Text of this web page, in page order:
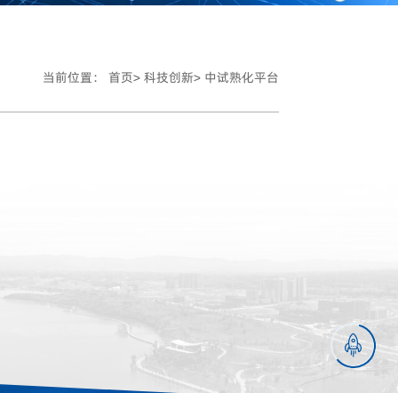
当前位置： 首页> 科技创新> 中试熟化平台
